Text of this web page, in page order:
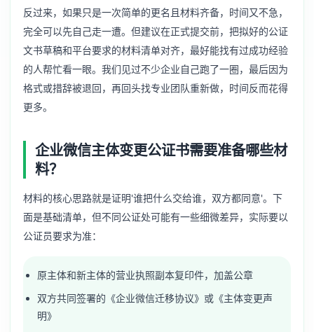
反过来，如果只是一次简单的更名且材料齐备，时间又不急，
完全可以先自己走一遭。但建议在正式提交前，把拟好的公证
文书草稿和平台要求的材料清单对齐，最好能找有过成功经验
的人帮忙看一眼。我们见过不少企业自己跑了一圈，最后因为
格式或措辞被退回，再回头找专业团队重新做，时间反而花得
更多。
企业微信主体变更公证书需要准备哪些材
料？
材料的核心思路就是证明'谁把什么交给谁，双方都同意'。下
面是基础清单，但不同公证处可能有一些细微差异，实际要以
公证员要求为准：
原主体和新主体的营业执照副本复印件，加盖公章
双方共同签署的《企业微信迁移协议》或《主体变更声
明》